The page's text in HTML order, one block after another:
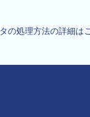
の処理方法の詳細は